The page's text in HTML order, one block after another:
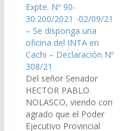
Expte. Nº 90-
30.200/2021 -02/09/21
– Se disponga una
oficina del INTA en
Cachi – Declaración Nº
308/21
Del señor Senador
HECTOR PABLO
NOLASCO, viendo con
agrado que el Poder
Ejecutivo Provincial